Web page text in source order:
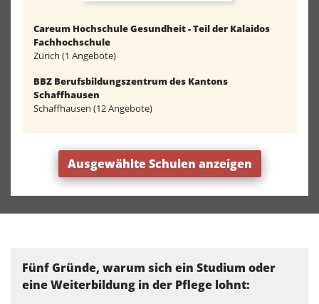
Careum Hochschule Gesundheit - Teil der Kalaidos
Fachhochschule
Zürich (1 Angebote)
BBZ Berufsbildungszentrum des Kantons
Schaffhausen
Schaffhausen (12 Angebote)
Ausgewählte Schulen anzeigen
Fünf Gründe, warum sich ein Studium oder
eine Weiterbildung in der Pflege lohnt: